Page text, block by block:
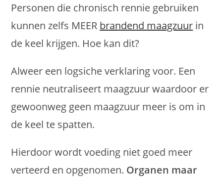
Personen die chronisch rennie gebruiken
kunnen zelfs MEER brandend maagzuur in
de keel krijgen. Hoe kan dit?
Alweer een logsiche verklaring voor. Een
rennie neutraliseert maagzuur waardoor er
gewoonweg geen maagzuur meer is om in
de keel te spatten.
Hierdoor wordt voeding niet goed meer
verteerd en opgenomen. Organen maar